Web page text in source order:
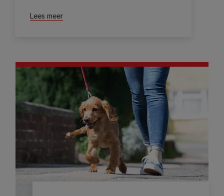
Lees meer